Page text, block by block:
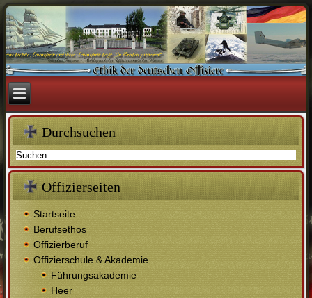
Durchsuchen
Offizierseiten
Startseite
Berufsethos
Offizierberuf
Offizierschule & Akademie
Führungsakademie
Heer